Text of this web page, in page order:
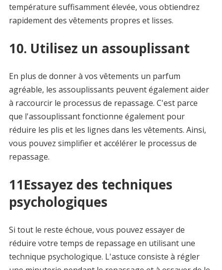
température suffisamment élevée, vous obtiendrez
rapidement des vêtements propres et lisses.
10. Utilisez un assouplissant
En plus de donner à vos vêtements un parfum
agréable, les assouplissants peuvent également aider
à raccourcir le processus de repassage. C'est parce
que l'assouplissant fonctionne également pour
réduire les plis et les lignes dans les vêtements. Ainsi,
vous pouvez simplifier et accélérer le processus de
repassage.
11Essayez des techniques
psychologiques
Si tout le reste échoue, vous pouvez essayer de
réduire votre temps de repassage en utilisant une
technique psychologique. L'astuce consiste à régler